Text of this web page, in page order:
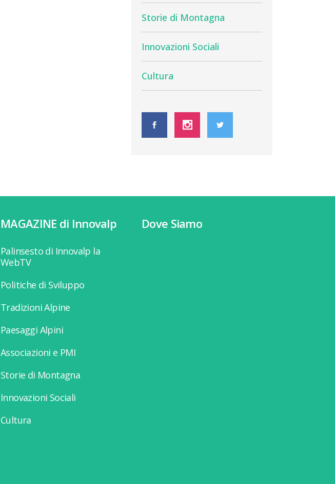
Storie di Montagna
Innovazioni Sociali
Cultura
MAGAZINE di Innovalp
Palinsesto di Innovalp la
WebTV
Politiche di Sviluppo
Tradizioni Alpine
Paesaggi Alpini
Associazioni e PMI
Storie di Montagna
Innovazioni Sociali
Cultura
Dove Siamo